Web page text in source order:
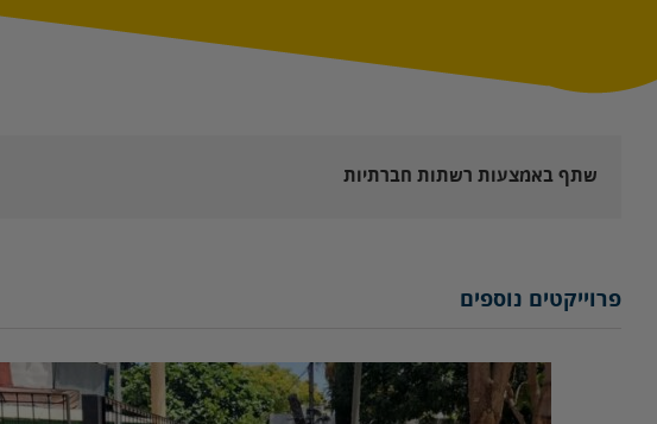
שתף באמצעות רשתות חברתיות
פרוייקטים נוספים